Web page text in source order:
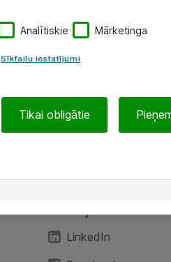
LinkedIn
Analītiskie Mārketinga
Sīkfailu iestatījumi
Tikai obligātie